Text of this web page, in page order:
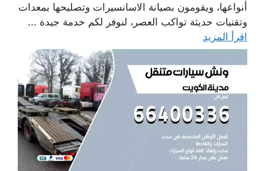
أنواعها، ويقومون بصيانة الاسانسيرات وتصليحها بمعدات
وتقنيات حديثة تواكب العصر، لنوفر لكم خدمة جيدة ...
اقرأ المزيد